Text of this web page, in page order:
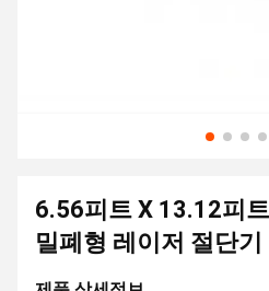
6.56피트 X 13.12피
밀폐형 레이저 절단기